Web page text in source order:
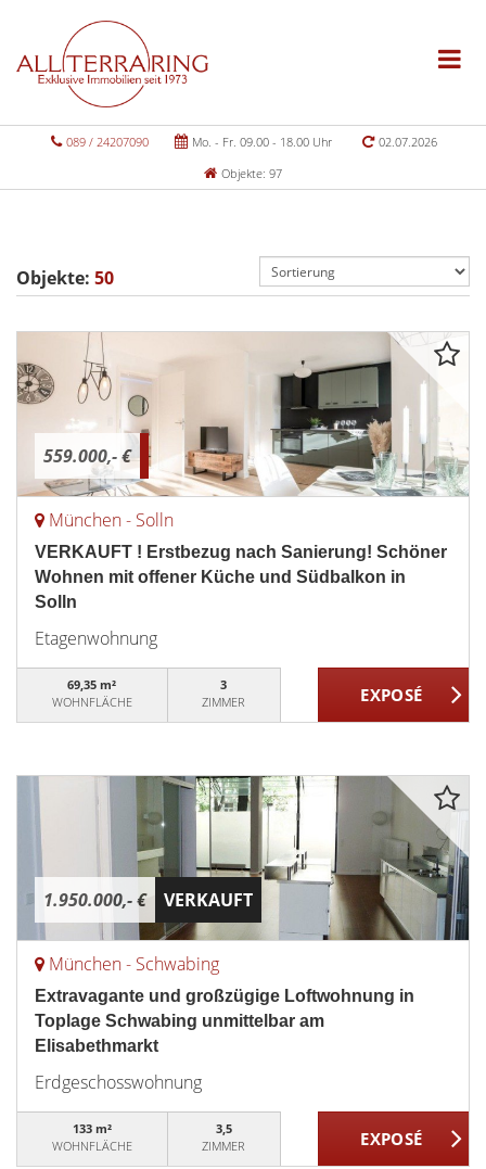
089 / 24207090 Mo. - Fr. 09.00 - 18.00 Uhr
02.07.2026
Objekte: 97
Objekte: 50
559.000,- €
München - Solln
VERKAUFT ! Erstbezug nach Sanierung! Schöner
Wohnen mit offener Küche und Südbalkon in
Solln
Etagenwohnung
69,35 m²
WOHNFLÄCHE
3
ZIMMER
1.950.000,- € VERKAUFT
München - Schwabing
Extravagante und großzügige Loftwohnung in
Toplage Schwabing unmittelbar am
Elisabethmarkt
Erdgeschosswohnung
133 m²
WOHNFLÄCHE
3,5
ZIMMER